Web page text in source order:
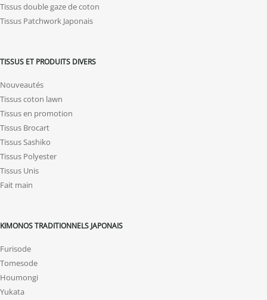
Tissus double gaze de coton
Tissus Patchwork Japonais
TISSUS ET PRODUITS DIVERS
Nouveautés
Tissus coton lawn
Tissus en promotion
Tissus Brocart
Tissus Sashiko
Tissus Polyester
Tissus Unis
Fait main
KIMONOS TRADITIONNELS JAPONAIS
Furisode
Tomesode
Houmongi
Yukata